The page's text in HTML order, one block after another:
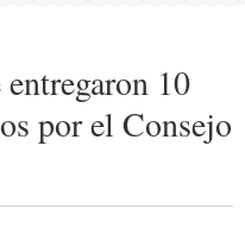
10
por el Consejo